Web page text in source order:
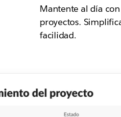
Mantente al día
proyectos.
facilidad.